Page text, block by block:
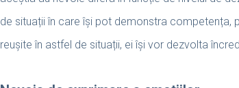
de situații în care își pot demonstra competența,
reușite în astfel de situații, ei își vor dezvolta